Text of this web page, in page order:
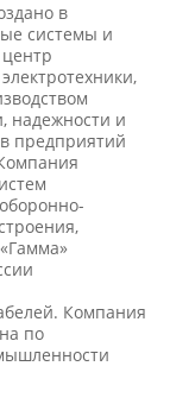
в
системы и
надежности и
предприятий
Компания
по